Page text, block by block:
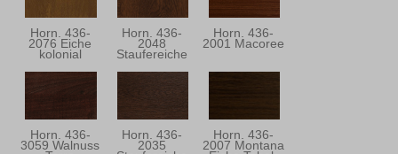
Horn. 436-
2076 Eiche
kolonial
Horn. 436-
2048
Staufereiche
Horn. 436-
2001 Macoree
Horn. 436-
3059 Walnuss
Horn. 436-
2035
Horn. 436-
2007 Montana